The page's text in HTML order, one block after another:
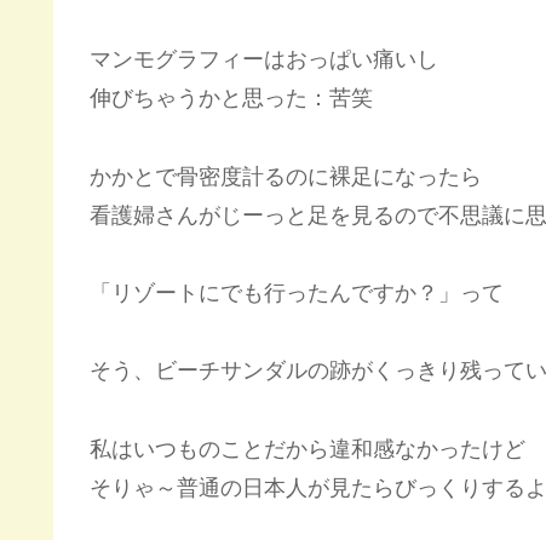
マンモグラフィーはおっぱい痛いし
伸びちゃうかと思った：苦笑
かかとで骨密度計るのに裸足になったら
看護婦さんがじーっと足を見るので不思議に
「リゾートにでも行ったんですか？」って
そう、ビーチサンダルの跡がくっきり残って
私はいつものことだから違和感なかったけど
そりゃ～普通の日本人が見たらびっくりするよ